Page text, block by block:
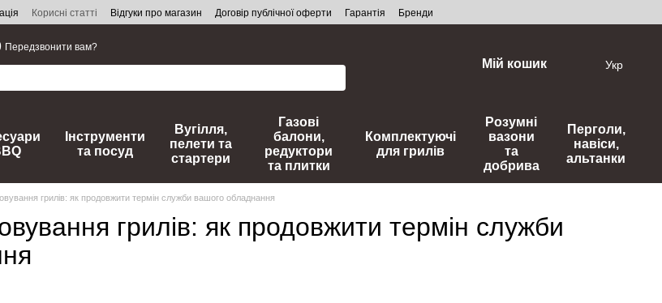
Корисні статті Відгуки про магазин Договір публічної оферти Гарантія Бренди
Передзвонити вам?
Мій кошик Укр
Інструменти
та посуд
Вугілля,
пелети та
стартери
Газові
балони,
редуктори
та плитки
Комплектуючі
для грилів
Розумні
вазони
та
добрива
Перголи,
навіси,
альтанки
грилів: як продовжити термін служби вашого обладнання
грилів: як продовжити термін служби